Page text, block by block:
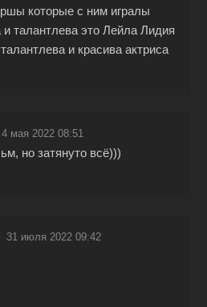
которые с ним игралы
и талантлева это Лейла Лидия
и красива актриса
4 мая 2022 08:51
но затянуто всё)))
31 июля 2022 09:42